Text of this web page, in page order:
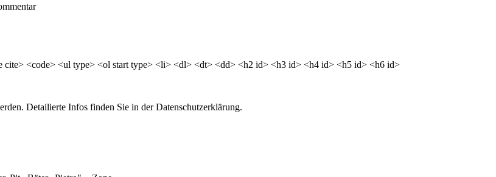
<code> <ul type> <ol start type> <li> <dl> <dt> <dd> <h2 id> <h3 id> <h4 id> <h5 id> <h6 id>
Detailierte Infos finden Sie in der Datenschutzerklärung.